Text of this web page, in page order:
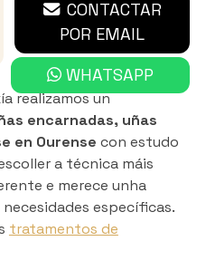
670 632 781
CONTACTAR
POR EMAIL
WHATSAPP
realizamos un
encarnadas, uñas
en Ourense con estudo
a técnica máis
e merece unha
específicas.
tratamentos de